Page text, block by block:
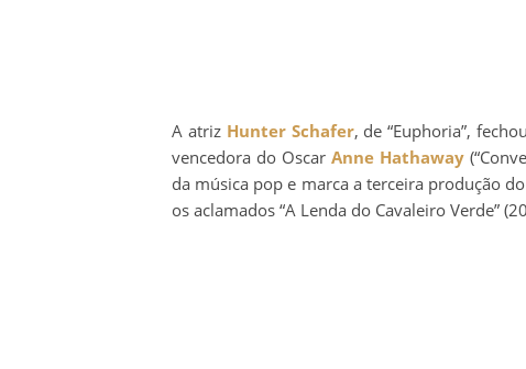
A atriz Hunter Schafer, de “Euphoria”,
vencedora do Oscar Anne Hathaway
da música pop e marca a terceira produção
os aclamados “A Lenda do Cavaleiro Verde”